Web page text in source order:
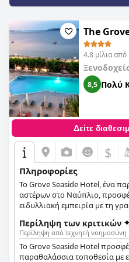
στην παραλία και την ήρεμη
The
4.8 μίλια
8,5 Πολύ
Δείτε
$
Πληροφορίες
Το Grove Seaside Hotel, ένα
αστέρων στο Ναύπλιο,
ειδυλλιακή εμπειρία με τη
εκταρίων με πορτοκαλιές, το
διακοσμημένα καταλύματα,
άνετο μπαρ στην πισίνα και
εγκαταστάσεις. Με τη γνήσια
Περίληψη των κριτικών
Περίληψη από τεχνητή νοημοσύνη
Το Grove Seaside Hotel
παραθαλάσσια τοποθεσία με